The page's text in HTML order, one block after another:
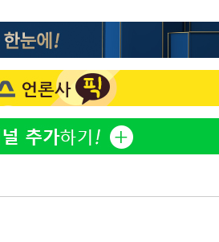
2
"창 3개 띄
라', 일주일
3
英유명 여배
살았다
4
[속보]뉴욕
5
더위에 에